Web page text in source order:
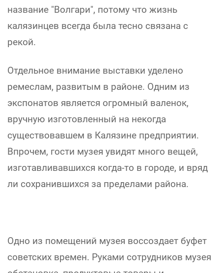
название "Волгари", потому что жизнь
калязинцев всегда была тесно связана с
рекой.
Отдельное внимание выставки уделено
ремеслам, развитым в районе. Одним из
экспонатов является огромный валенок,
вручную изготовленный на некогда
существовавшем в Калязине предприятии.
Впрочем, гости музея увидят много вещей,
изготавливавшихся когда-то в городе, и вряд
ли сохранившихся за пределами района.
Одно из помещений музея воссоздает буфет
советских времен. Руками сотрудников музея